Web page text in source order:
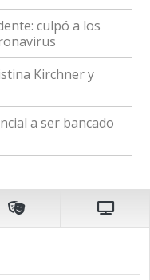
culpó a los
Kirchner y
a ser bancado